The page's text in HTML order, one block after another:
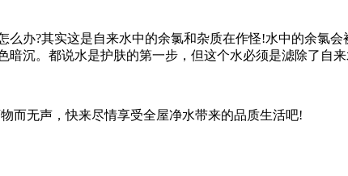
?其实这是自来水中的余氯和杂质在作怪!水中的余氯会
沉。都说水是护肤的第一步，但这个水必须是滤除了自
无声，快来尽情享受全屋净水带来的品质生活吧!